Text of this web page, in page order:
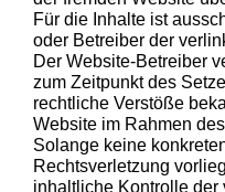
Für die Inhalte ist
oder Betreiber der
Der Website-Betreiber
zum Zeitpunkt des
rechtliche Verstöße
Website im Rahmen
Solange keine
Rechtsverletzung
inhaltliche Kontrolle der